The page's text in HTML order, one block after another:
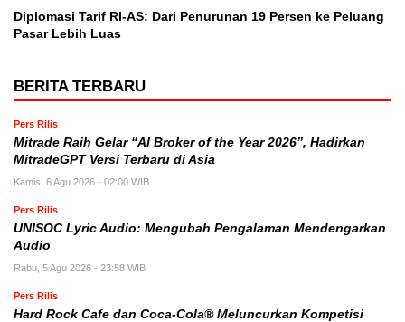
Diplomasi Tarif RI-AS: Dari Penurunan 19 Persen ke Peluang
Pasar Lebih Luas
BERITA TERBARU
Pers Rilis
Mitrade Raih Gelar “AI Broker of the Year 2026”, Hadirkan
MitradeGPT Versi Terbaru di Asia
Kamis, 6 Agu 2026 - 02:00 WIB
Pers Rilis
UNISOC Lyric Audio: Mengubah Pengalaman Mendengarkan
Audio
Rabu, 5 Agu 2026 - 23:58 WIB
Pers Rilis
Hard Rock Cafe dan Coca-Cola® Meluncurkan Kompetisi